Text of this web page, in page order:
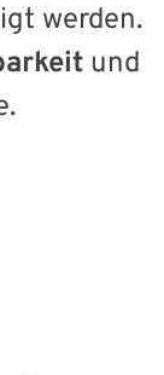
werden.
und